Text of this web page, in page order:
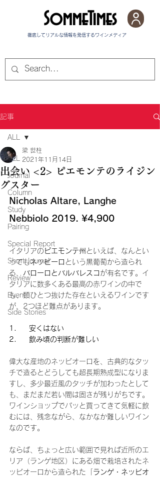
徹底してリアルな情報を発信する​ワインメディア
SommeTimes
記事
ALL
Journal
Column
Study
Pairing
Special Report
Short Journal
Review
Event
Side Stories
ALL
出会い <2> ピエモンテのライジン
グスター
梁 世柱
2021年11月14日
Nicholas Altare, Langhe
Nebbiolo 2019. ¥4,900
イタリアの ピエモンテ州 といえば、なんとい
ってもネッビーロ という黒葡萄から造られ
る、 バローロとバルバレスコ が有名です。イ
タリアに数多くある最高の赤ワインの中で
も、頭ひとつ抜けた存在といえるワインです
が、2つほど難点があります。
1.     安くはない
2.     飲み頃の判断が難しい
偉大な産地のネッビオーロを、古典的なタッ
チで造るとどうしても超長期熟成型になりま
すし、多少最近風のタッチが加わったとして
も、まだまだ若い間は固さが残りがちです。
ワインショップでパッと買ってきて気軽に飲
むには、残念ながら、なかなか難しいワイン
なのです。
ならば、ちょっと広い範囲で見れば近所のエ
リア（ランゲ地区）にある畑で栽培されたネ
ッビオーロから造られた「 ランゲ・ネッビオ